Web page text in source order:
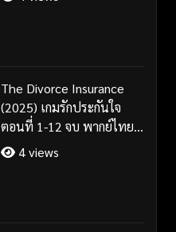
The Divorce Insurance
(2025) เกมรักประกันใจ
ตอนที่ 1-12 จบ พากย์ไทย
ซับไทย
4 views